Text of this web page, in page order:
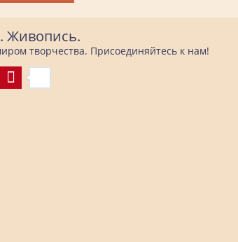
Живопись.
творчества. Присоединяйтесь к нам!